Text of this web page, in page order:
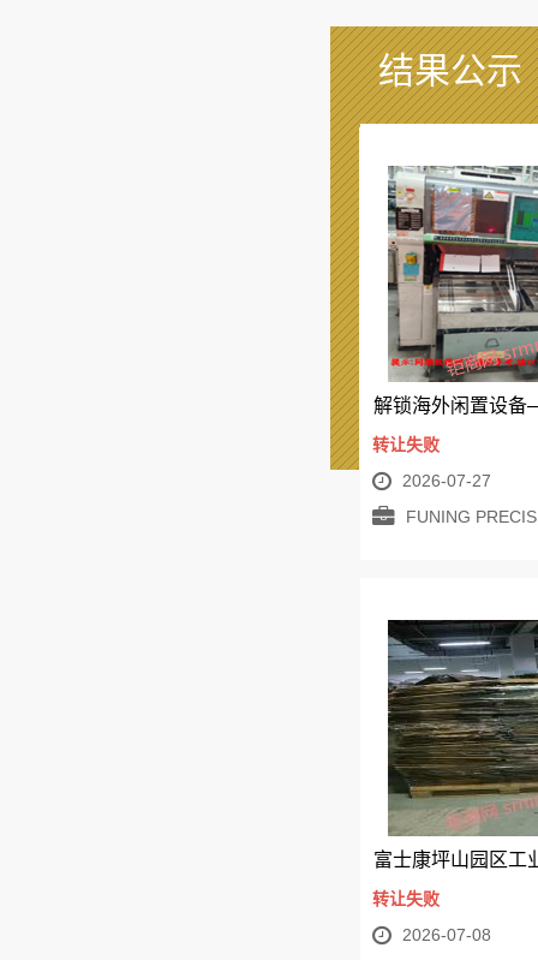
结果公示
转让失败
2026-07-27
FUNING PRECISION
转让失败
2026-07-08